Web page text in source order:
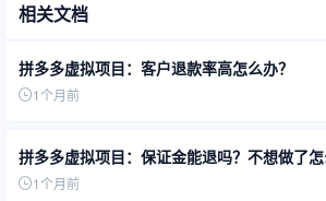
相关文档
拼多多虚拟项目：客户退款率高怎么办？
1个月前
拼多多虚拟项目：保证金能退吗？不想做了怎
1个月前